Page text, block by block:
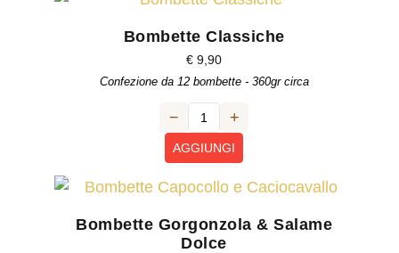
Bombette Classiche
€ 9,90
Confezione da 12 bombette - 360gr circa
− +
AGGIUNGI
Bombette Gorgonzola & Salame
Dolce